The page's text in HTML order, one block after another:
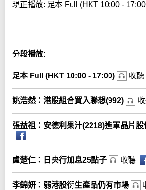
現正播放: 足本 Full (HKT 10:00 -
分段播放:
足本 Full (HKT 10:00 - 17:00) 收聽
姚浩然：港股組合買入聯想(992)
張益祖：安德利果汁(2218)進軍晶片股
盧楚仁：日央行加息25點子 收聽
李錦妍：弱港股衍生產品仍有市場